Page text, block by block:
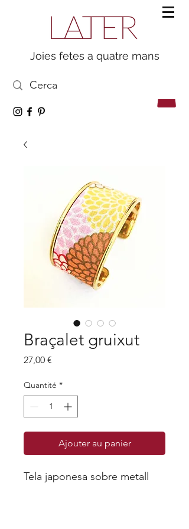
Joies fetes a quatre mans
Braçalet gruixut
27,00 €
Quantité *
Ajouter au panier
Tela japonesa sobre metall